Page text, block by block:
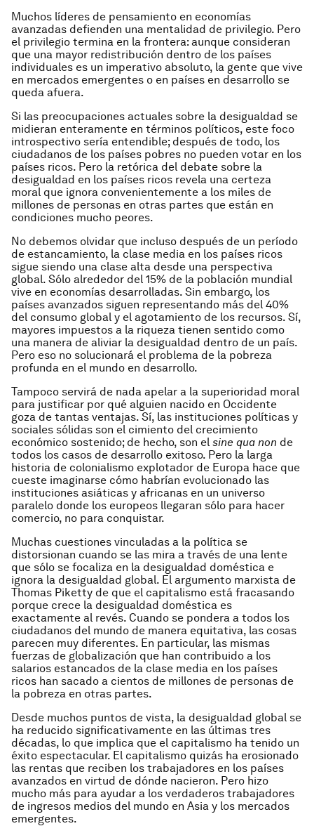
Muchos líderes de pensamiento en economías
avanzadas defienden una mentalidad de privilegio. Pero
el privilegio termina en la frontera: aunque consideran
que una mayor redistribución dentro de los países
individuales es un imperativo absoluto, la gente que vive
en mercados emergentes o en países en desarrollo se
queda afuera.
Si las preocupaciones actuales sobre la desigualdad se
midieran enteramente en términos políticos, este foco
introspectivo sería entendible; después de todo, los
ciudadanos de los países pobres no pueden votar en los
países ricos. Pero la retórica del debate sobre la
desigualdad en los países ricos revela una certeza
moral que ignora convenientemente a los miles de
millones de personas en otras partes que están en
condiciones mucho peores.
No debemos olvidar que incluso después de un período
de estancamiento, la clase media en los países ricos
sigue siendo una clase alta desde una perspectiva
global. Sólo alrededor del 15% de la población mundial
vive en economías desarrolladas. Sin embargo, los
países avanzados siguen representando más del 40%
del consumo global y el agotamiento de los recursos. Sí,
mayores impuestos a la riqueza tienen sentido como
una manera de aliviar la desigualdad dentro de un país.
Pero eso no solucionará el problema de la pobreza
profunda en el mundo en desarrollo.
Tampoco servirá de nada apelar a la superioridad moral
para justificar por qué alguien nacido en Occidente
goza de tantas ventajas. Sí, las instituciones políticas y
sociales sólidas son el cimiento del crecimiento
económico sostenido; de hecho, son el sine qua non de
todos los casos de desarrollo exitoso. Pero la larga
historia de colonialismo explotador de Europa hace que
cueste imaginarse cómo habrían evolucionado las
instituciones asiáticas y africanas en un universo
paralelo donde los europeos llegaran sólo para hacer
comercio, no para conquistar.
Muchas cuestiones vinculadas a la política se
distorsionan cuando se las mira a través de una lente
que sólo se focaliza en la desigualdad doméstica e
ignora la desigualdad global. El argumento marxista de
Thomas Piketty de que el capitalismo está fracasando
porque crece la desigualdad doméstica es
exactamente al revés. Cuando se pondera a todos los
ciudadanos del mundo de manera equitativa, las cosas
parecen muy diferentes. En particular, las mismas
fuerzas de globalización que han contribuido a los
salarios estancados de la clase media en los países
ricos han sacado a cientos de millones de personas de
la pobreza en otras partes.
Desde muchos puntos de vista, la desigualdad global se
ha reducido significativamente en las últimas tres
décadas, lo que implica que el capitalismo ha tenido un
éxito espectacular. El capitalismo quizás ha erosionado
las rentas que reciben los trabajadores en los países
avanzados en virtud de dónde nacieron. Pero hizo
mucho más para ayudar a los verdaderos trabajadores
de ingresos medios del mundo en Asia y los mercados
emergentes.